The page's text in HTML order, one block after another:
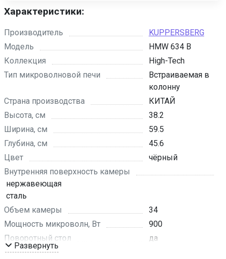
Характеристики:
Производитель
KUPPERSBERG
Модель
HMW 634 B
Коллекция
High-Tech
Тип микроволновой печи
Встраиваемая в
колонну
Страна производства
КИТАЙ
Высота, см
38.2
Ширина, см
59.5
Глубина, см
45.6
Цвет
чёрный
Внутренняя поверхность камеры
нержавеющая
сталь
Объем камеры
34
Мощность микроволн, Вт
900
Поворотный стол
да
Гриль
Развернуть